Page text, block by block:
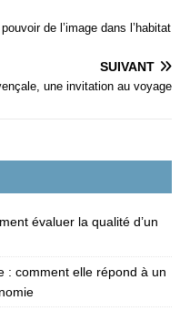
de l’image dans l’habitat
SUIVANT
une invitation au voyage
évaluer la qualité d’un
: comment elle répond à un